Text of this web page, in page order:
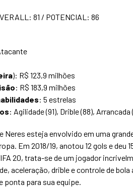
81 / POTENCIAL: 86
): R$ 123,9 milhões
: R$ 183,9 milhões
: 5 estrelas
: Agilidade (91), Drible (88), Arrancada
Neres esteja envolvido em uma
Em 2018/19, anotou 12 gols e deu
20, trata-se de um jogador
aceleração, drible e controle de
ponta para sua equipe.